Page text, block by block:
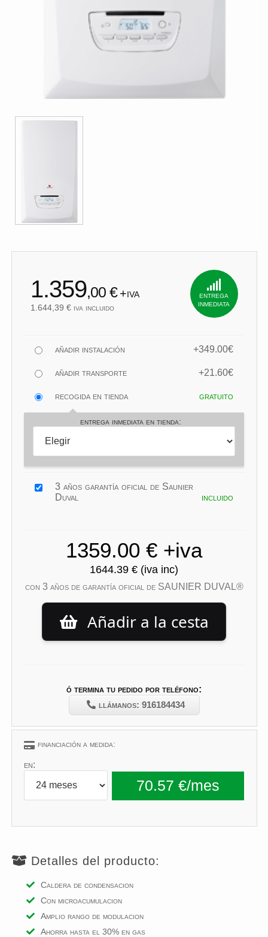
1.359,00 € +iva
1.644,39 € iva incluido
entrega
inmediata
añadir instalación +349.00€
añadir transporte +21.60€
recogida en tienda gratuito
entrega inmediata en tienda:
3 años garantía oficial de Saunier
Duval
incluido
con 3 años de garantía oficial de SAUNIER DUVAL®
Añadir a la cesta
ó termina tu pedido por teléfono:
llámanos: 916184434
financiación a medida:
en:
Detalles del producto:
Caldera de condensacion
Con microacumulacion
Amplio rango de modulacion
Ahorra hasta el 30% en gas